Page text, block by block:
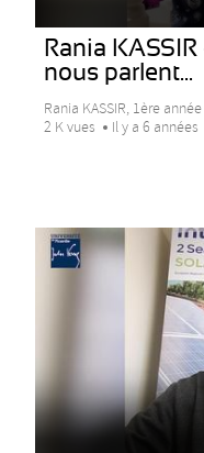
Rania
nous parlent...
Rania KASSIR, 1ère
2 K vues
Il y a 6 années